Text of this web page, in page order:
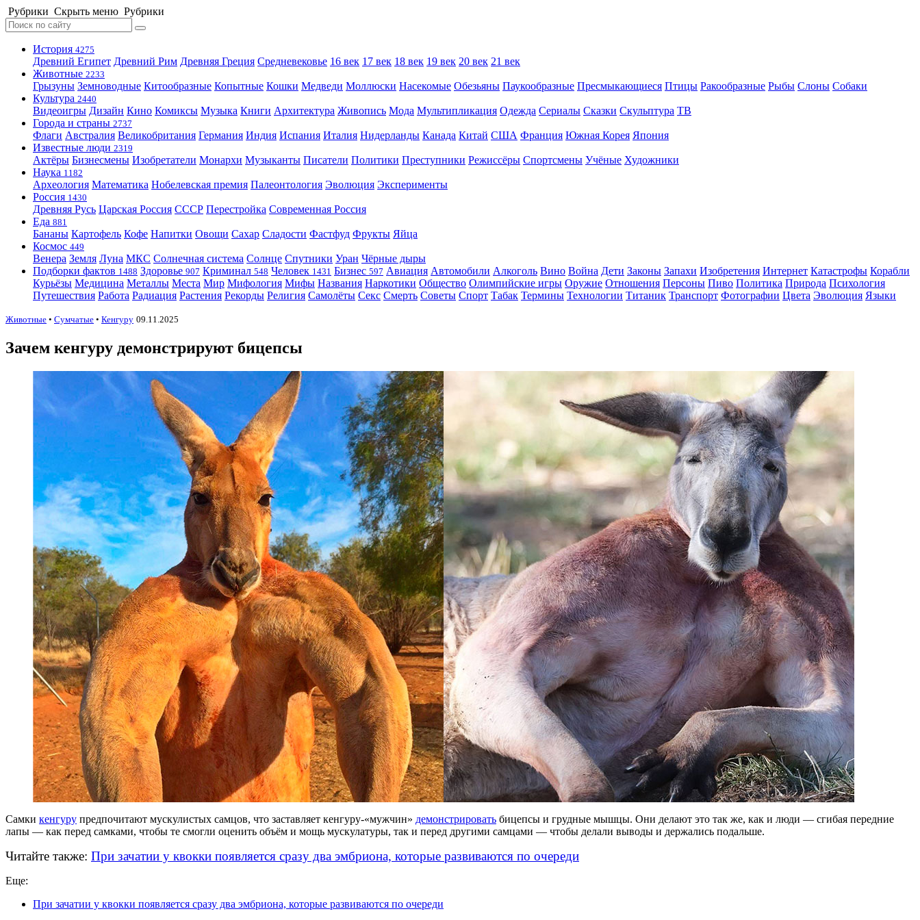
Рубрики Скрыть меню Рубрики
История 4275
Древний Египет Древний Рим Древняя Греция Средневековье 16 век 17 век 18 век 19 век 20 век 21 век
Животные 2233
Грызуны Земноводные Китообразные Копытные Кошки Медведи Моллюски Насекомые Обезьяны Паукообразные Пресмыкающиеся Птицы Ракообразные Рыбы Слоны Собаки
Культура 2440
Видеоигры Дизайн Кино Комиксы Музыка Книги Архитектура Живопись Мода Мультипликация Одежда Сериалы Сказки Скульптура ТВ
Города и страны 2737
Флаги Австралия Великобритания Германия Индия Испания Италия Нидерланды Канада Китай США Франция Южная Корея Япония
Известные люди 2319
Актёры Бизнесмены Изобретатели Монархи Музыканты Писатели Политики Преступники Режиссёры Спортсмены Учёные Художники
Наука 1182
Археология Математика Нобелевская премия Палеонтология Эволюция Эксперименты
Россия 1430
Древняя Русь Царская Россия СССР Перестройка Современная Россия
Еда 881
Бананы Картофель Кофе Напитки Овощи Сахар Сладости Фастфуд Фрукты Яйца
Космос 449
Венера Земля Луна МКС Солнечная система Солнце Спутники Уран Чёрные дыры
Подборки фактов 1488 Здоровье 907 Криминал 548 Человек 1431 Бизнес 597 Авиация Автомобили Алкоголь Вино Война Дети Законы Запахи Изобретения Интернет Катастрофы Корабли
Курьёзы Медицина Металлы Места Мир Мифология Мифы Названия Наркотики Общество Олимпийские игры Оружие Отношения Персоны Пиво Политика Природа Психология
Путешествия Работа Радиация Растения Рекорды Религия Самолёты Секс Смерть Советы Спорт Табак Термины Технологии Титаник Транспорт Фотографии Цвета Эволюция Языки
Животные • Сумчатые • Кенгуру 09.11.2025
Зачем кенгуру демонстрируют бицепсы
Самки кенгуру предпочитают мускулистых самцов, что заставляет кенгуру-«мужчин» демонстрировать бицепсы и грудные мышцы. Они делают это так же, как и люди — сгибая передние
лапы — как перед самками, чтобы те смогли оценить объём и мощь мускулатуры, так и перед другими самцами — чтобы делали выводы и держались подальше.
Читайте также: При зачатии у квокки появляется сразу два эмбриона, которые развиваются по очереди
Еще:
При зачатии у квокки появляется сразу два эмбриона, которые развиваются по очереди